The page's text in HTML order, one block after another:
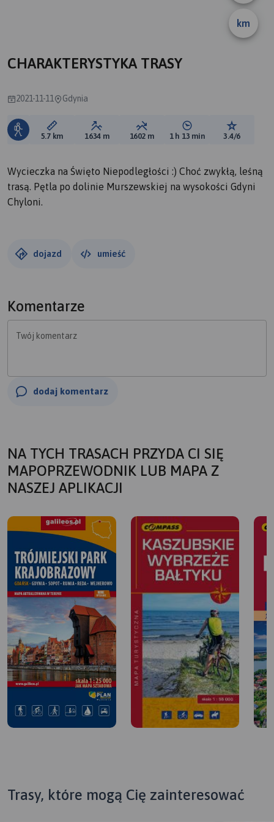
km
CHARAKTERYSTYKA TRASY
2021-11-11 Gdynia
Długość trasy:
5.7 km Suma przewyższeń:
1634 m Suma spadków:
1602 m Średni czas potrzebny
1 h 13 min Ocena
3.4/6
Wycieczka na Święto Niepodległości :) Choć zwykłą, leśną
trasą. Pętla po dolinie Murszewskiej na wysokości Gdyni
Chyloni.
dojazd umieść
Komentarze
Twój komentarz
dodaj komentarz
NA TYCH TRASACH PRZYDA CI SIĘ
MAPOPRZEWODNIK LUB MAPA Z
NASZEJ APLIKACJI
Trasy, które mogą Cię zainteresować